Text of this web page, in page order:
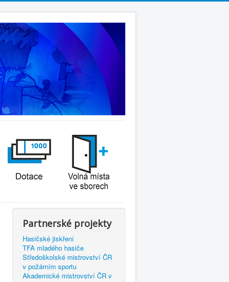
Partnerské projekty
Hasičské jiskření
TFA mladého hasiče
Středoškolské mistrovství ČR
v požárním sportu
Akademické mistrovství ČR v